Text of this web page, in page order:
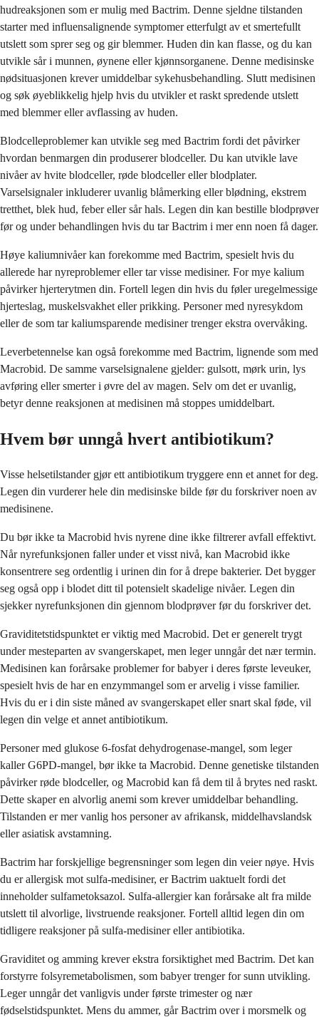
hudreaksjonen som er mulig med Bactrim. Denne sjeldne tilstanden
starter med influensalignende symptomer etterfulgt av et smertefullt
utslett som sprer seg og gir blemmer. Huden din kan flasse, og du kan
utvikle sår i munnen, øynene eller kjønnsorganene. Denne medisinske
nødsituasjonen krever umiddelbar sykehusbehandling. Slutt medisinen
og søk øyeblikkelig hjelp hvis du utvikler et raskt spredende utslett
med blemmer eller avflassing av huden.
Blodcelleproblemer kan utvikle seg med Bactrim fordi det påvirker
hvordan benmargen din produserer blodceller. Du kan utvikle lave
nivåer av hvite blodceller, røde blodceller eller blodplater.
Varselsignaler inkluderer uvanlig blåmerking eller blødning, ekstrem
tretthet, blek hud, feber eller sår hals. Legen din kan bestille blodprøver
før og under behandlingen hvis du tar Bactrim i mer enn noen få dager.
Høye kaliumnivåer kan forekomme med Bactrim, spesielt hvis du
allerede har nyreproblemer eller tar visse medisiner. For mye kalium
påvirker hjerterytmen din. Fortell legen din hvis du føler uregelmessige
hjerteslag, muskelsvakhet eller prikking. Personer med nyresykdom
eller de som tar kaliumsparende medisiner trenger ekstra overvåking.
Leverbetennelse kan også forekomme med Bactrim, lignende som med
Macrobid. De samme varselsignalene gjelder: gulsott, mørk urin, lys
avføring eller smerter i øvre del av magen. Selv om det er uvanlig,
betyr denne reaksjonen at medisinen må stoppes umiddelbart.
Hvem bør unngå hvert antibiotikum?
Visse helsetilstander gjør ett antibiotikum tryggere enn et annet for deg.
Legen din vurderer hele din medisinske bilde før du forskriver noen av
medisinene.
Du bør ikke ta Macrobid hvis nyrene dine ikke filtrerer avfall effektivt.
Når nyrefunksjonen faller under et visst nivå, kan Macrobid ikke
konsentrere seg ordentlig i urinen din for å drepe bakterier. Det bygger
seg også opp i blodet ditt til potensielt skadelige nivåer. Legen din
sjekker nyrefunksjonen din gjennom blodprøver før du forskriver det.
Graviditetstidspunktet er viktig med Macrobid. Det er generelt trygt
under mesteparten av svangerskapet, men leger unngår det nær termin.
Medisinen kan forårsake problemer for babyer i deres første leveuker,
spesielt hvis de har en enzymmangel som er arvelig i visse familier.
Hvis du er i din siste måned av svangerskapet eller snart skal føde, vil
legen din velge et annet antibiotikum.
Personer med glukose 6-fosfat dehydrogenase-mangel, som leger
kaller G6PD-mangel, bør ikke ta Macrobid. Denne genetiske tilstanden
påvirker røde blodceller, og Macrobid kan få dem til å brytes ned raskt.
Dette skaper en alvorlig anemi som krever umiddelbar behandling.
Tilstanden er mer vanlig hos personer av afrikansk, middelhavslandsk
eller asiatisk avstamning.
Bactrim har forskjellige begrensninger som legen din veier nøye. Hvis
du er allergisk mot sulfa-medisiner, er Bactrim uaktuelt fordi det
inneholder sulfametoksazol. Sulfa-allergier kan forårsake alt fra milde
utslett til alvorlige, livstruende reaksjoner. Fortell alltid legen din om
tidligere reaksjoner på sulfa-medisiner eller antibiotika.
Graviditet og amming krever ekstra forsiktighet med Bactrim. Det kan
forstyrre folsyremetabolismen, som babyer trenger for sunn utvikling.
Leger unngår det vanligvis under første trimester og nær
fødselstidspunktet. Mens du ammer, går Bactrim over i morsmelk og